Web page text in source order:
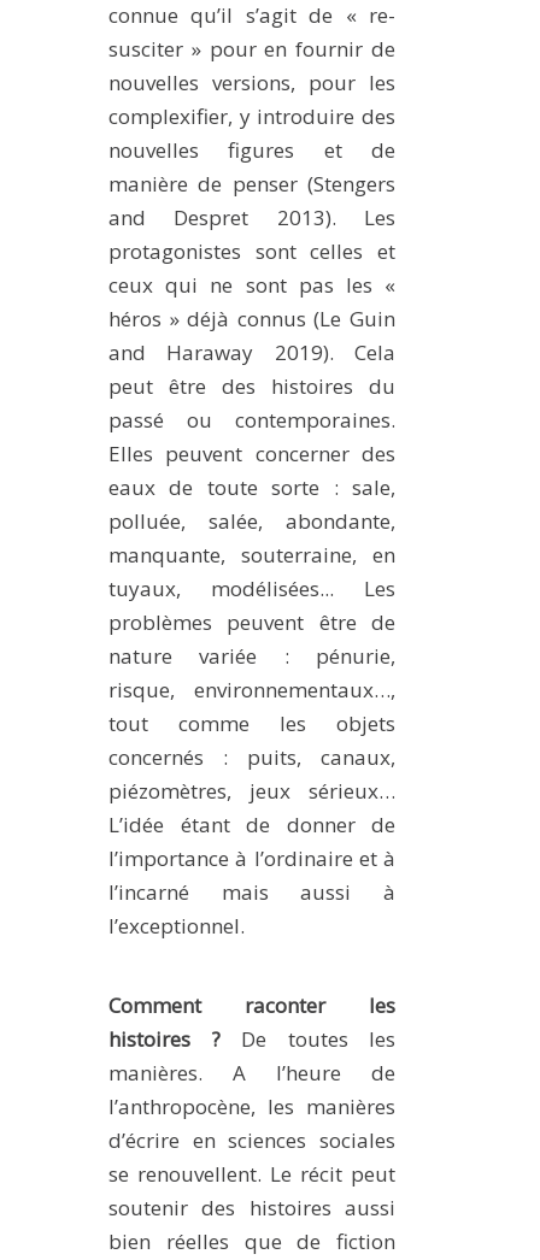
connue qu’il s’agit de « re-
susciter » pour en fournir de
nouvelles versions, pour les
complexifier, y introduire des
nouvelles figures et de
manière de penser (Stengers
and Despret 2013). Les
protagonistes sont celles et
ceux qui ne sont pas les «
héros » déjà connus (Le Guin
and Haraway 2019). Cela
peut être des histoires du
passé ou contemporaines.
Elles peuvent concerner des
eaux de toute sorte : sale,
polluée, salée, abondante,
manquante, souterraine, en
tuyaux, modélisées... Les
problèmes peuvent être de
nature variée : pénurie,
risque, environnementaux…,
tout comme les objets
concernés : puits, canaux,
piézomètres, jeux sérieux…
L’idée étant de donner de
l’importance à l’ordinaire et à
l’incarné mais aussi à
l’exceptionnel.
Comment raconter les
histoires ?De toutes les
manières. A l’heure de
l’anthropocène, les manières
d’écrire en sciences sociales
se renouvellent. Le récit peut
soutenir des histoires aussi
bien réelles que de fiction